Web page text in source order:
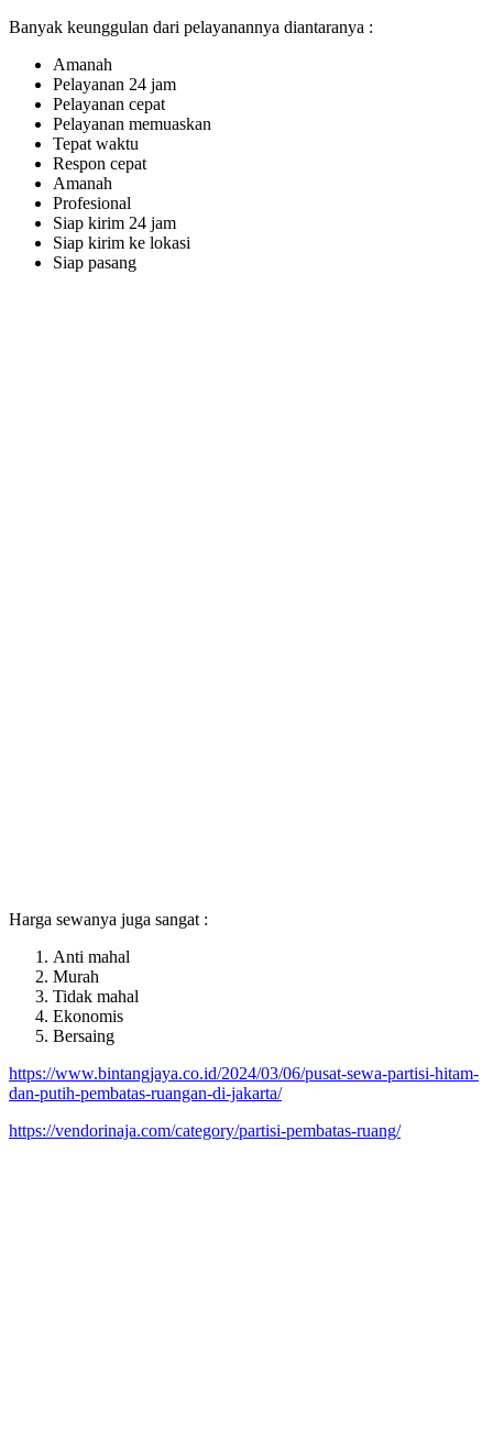
Banyak keunggulan dari pelayanannya diantaranya :
Amanah
Pelayanan 24 jam
Pelayanan cepat
Pelayanan memuaskan
Tepat waktu
Respon cepat
Amanah
Profesional
Siap kirim 24 jam
Siap kirim ke lokasi
Siap pasang
Harga sewanya juga sangat :
Anti mahal
Murah
Tidak mahal
Ekonomis
Bersaing
https://www.bintangjaya.co.id/2024/03/06/pusat-sewa-partisi-hitam-
dan-putih-pembatas-ruangan-di-jakarta/
https://vendorinaja.com/category/partisi-pembatas-ruang/